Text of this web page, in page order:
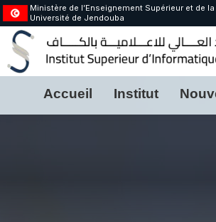
Ministère de l’Enseignement Supérieur et de
Université de Jendouba
Accueil Institut